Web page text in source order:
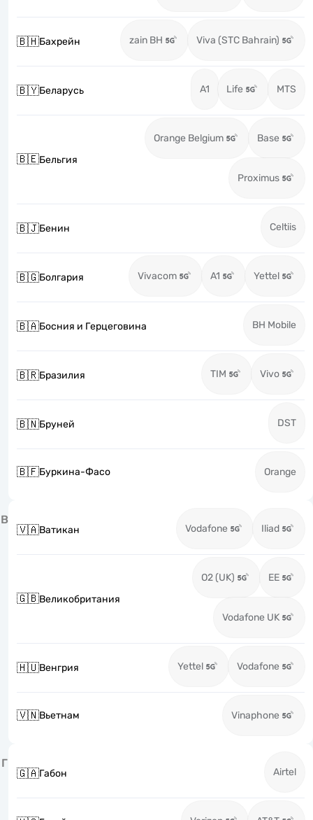
🇧🇭Бахрейн zain BH Viva (STC Bahrain)
🇧🇾Беларусь A1 Life MTS
🇧🇪Бельгия
Orange Belgium Base
Proximus
🇧🇯Бенин Celtiis
🇧🇬Болгария Vivacom A1 Yettel
🇧🇦Босния и Герцеговина BH Mobile
🇧🇷Бразилия TIM Vivo
🇧🇳Бруней DST
🇧🇫Буркина-Фасо Orange
В
🇻🇦Ватикан Vodafone Iliad
🇬🇧Великобритания
O2 (UK) EE
Vodafone UK
🇭🇺Венгрия Yettel Vodafone
🇻🇳Вьетнам Vinaphone
Г
🇬🇦Габон Airtel